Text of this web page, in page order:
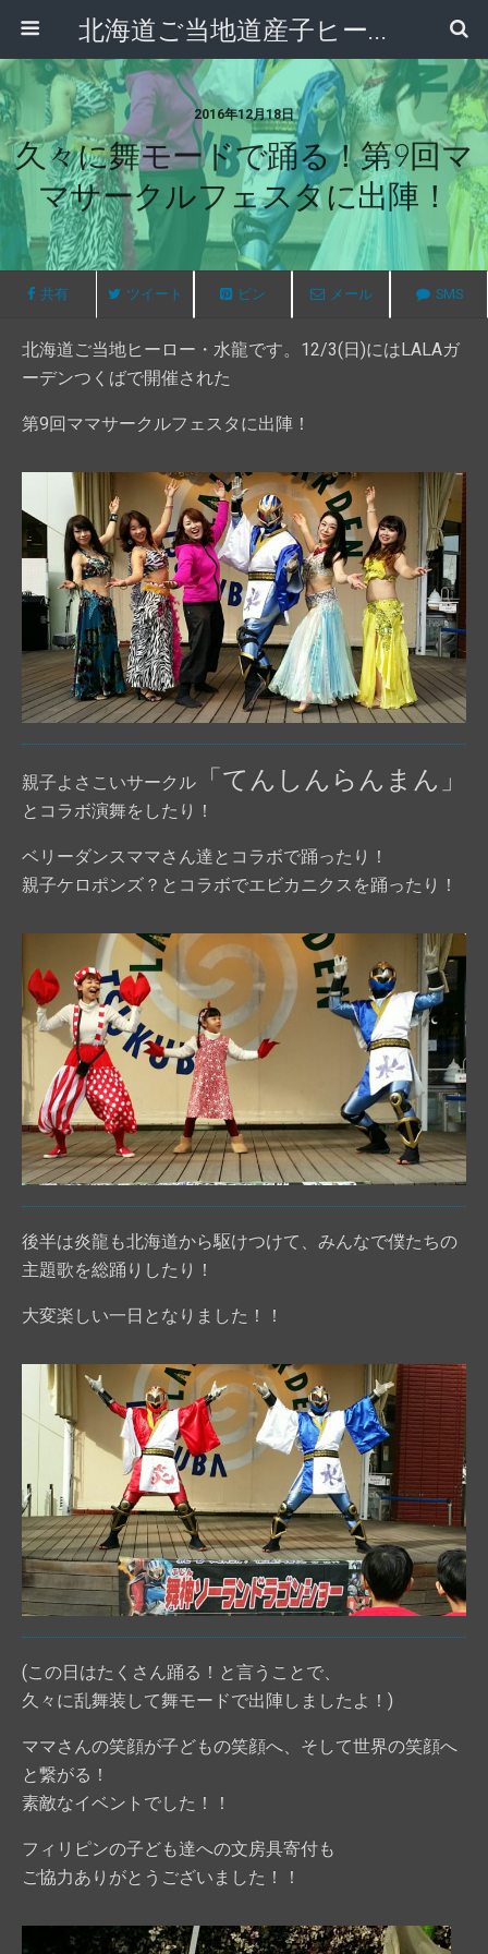
北海道ご当地道産子ヒーロー|舞神 双嵐龍(ソーランドラゴン)
2016年12月18日
久々に舞モードで踊る！第9回マ
マサークルフェスタに出陣！
共有 ツイート ピン メール SMS
北海道ご当地ヒーロー・水龍です。12/3(日)にはLALAガ
ーデンつくばで開催された
第9回ママサークルフェスタに出陣！
親子よさこいサークル 「てんしんらんまん」
とコラボ演舞をしたり！
ベリーダンスママさん達とコラボで踊ったり！
親子ケロポンズ？とコラボでエビカニクスを踊ったり！
後半は炎龍も北海道から駆けつけて、みんなで僕たちの
主題歌を総踊りしたり！
大変楽しい一日となりました！！
(この日はたくさん踊る！と言うことで、
久々に乱舞装して舞モードで出陣しましたよ！)
ママさんの笑顔が子どもの笑顔へ、そして世界の笑顔へ
と繋がる！
素敵なイベントでした！！
フィリピンの子ども達への文房具寄付も
ご協力ありがとうございました！！